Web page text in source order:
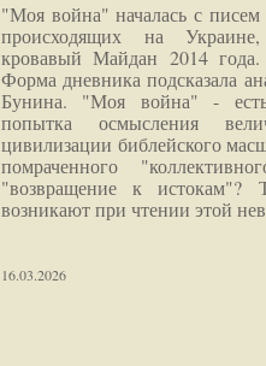
"Моя война" началась с
происходящих на
кровавый Майдан 2014
Форма дневника подсказала
Бунина. "Моя война" - есть
попытка осмысления
цивилизации библейского
помраченного
"возвращение к
возникают при чтении этой
16.03.2026